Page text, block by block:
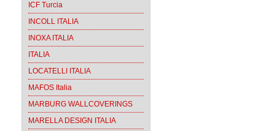
ICF Turcia
INCOLL ITALIA
INOXA ITALIA
ITALIA
LOCATELLI ITALIA
MAFOS Italia
MARBURG WALLCOVERINGS
MARELLA DESIGN ITALIA